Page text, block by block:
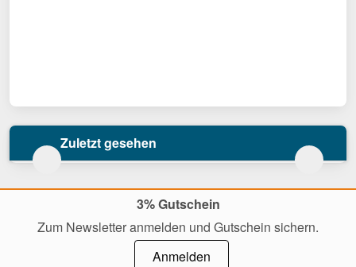
Zuletzt gesehen
3% Gutschein
Zum Newsletter anmelden und Gutschein sichern.
Anmelden